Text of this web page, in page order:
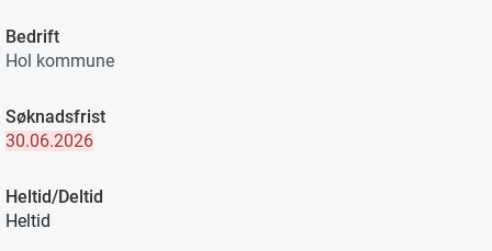
Bedrift
Hol kommune
Søknadsfrist
30.06.2026
Heltid/Deltid
Heltid